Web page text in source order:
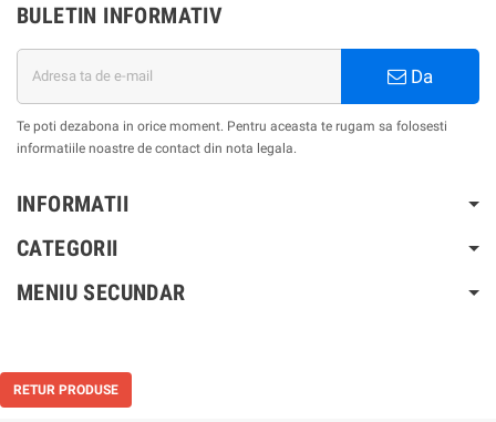
BULETIN INFORMATIV
Da
Te poti dezabona in orice moment. Pentru aceasta te rugam sa folosesti
informatiile noastre de contact din nota legala.
INFORMATII
CATEGORII
MENIU SECUNDAR
RETUR PRODUSE